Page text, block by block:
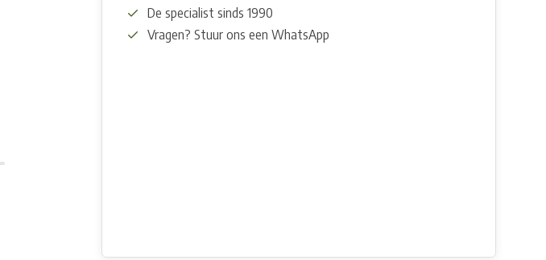
De specialist sinds 1990
Vragen? Stuur ons een WhatsApp